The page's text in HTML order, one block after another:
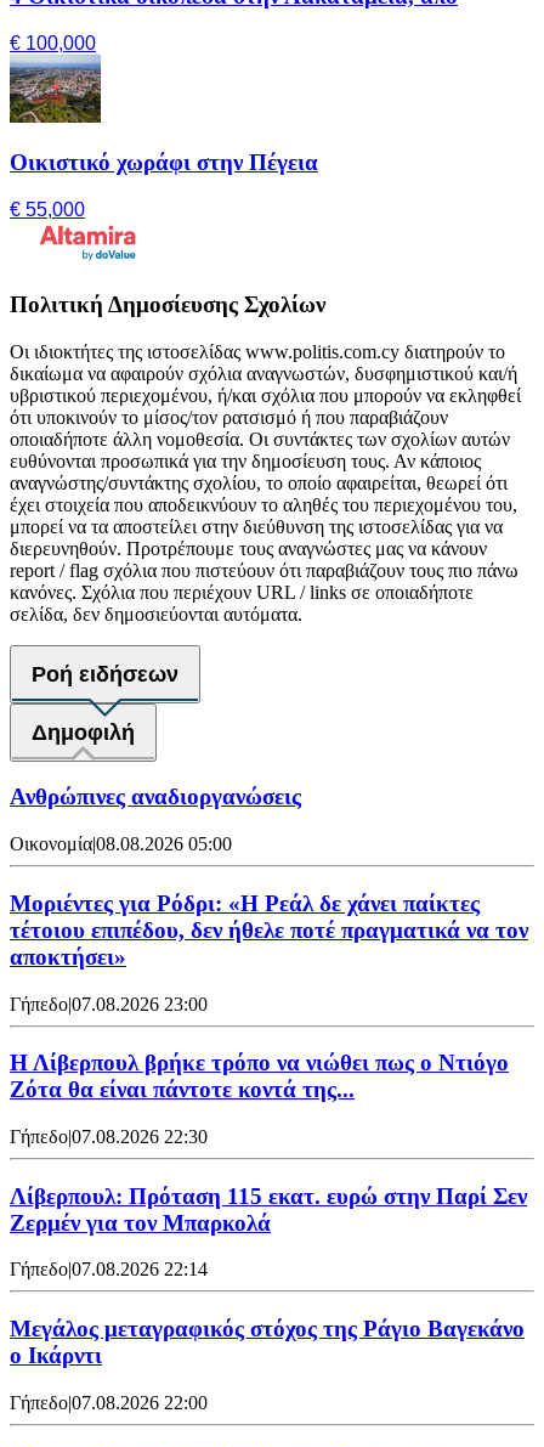
€ 100,000
Οικιστικό χωράφι στην Πέγεια
€ 55,000
Πολιτική Δημοσίευσης Σχολίων
Οι ιδιοκτήτες της ιστοσελίδας www.politis.com.cy διατηρούν το
δικαίωμα να αφαιρούν σχόλια αναγνωστών, δυσφημιστικού και/ή
υβριστικού περιεχομένου, ή/και σχόλια που μπορούν να εκληφθεί
ότι υποκινούν το μίσος/τον ρατσισμό ή που παραβιάζουν
οποιαδήποτε άλλη νομοθεσία. Οι συντάκτες των σχολίων αυτών
ευθύνονται προσωπικά για την δημοσίευση τους. Αν κάποιος
αναγνώστης/συντάκτης σχολίου, το οποίο αφαιρείται, θεωρεί ότι
έχει στοιχεία που αποδεικνύουν το αληθές του περιεχομένου του,
μπορεί να τα αποστείλει στην διεύθυνση της ιστοσελίδας για να
διερευνηθούν. Προτρέπουμε τους αναγνώστες μας να κάνουν
report / flag σχόλια που πιστεύουν ότι παραβιάζουν τους πιο πάνω
κανόνες. Σχόλια που περιέχουν URL / links σε οποιαδήποτε
σελίδα, δεν δημοσιεύονται αυτόματα.
Ροή ειδήσεων
Δημοφιλή
Ανθρώπινες αναδιοργανώσεις
Οικονομία|08.08.2026 05:00
Μοριέντες για Ρόδρι: «Η Ρεάλ δε χάνει παίκτες
τέτοιου επιπέδου, δεν ήθελε ποτέ πραγματικά να τον
αποκτήσει»
Γήπεδο|07.08.2026 23:00
Η Λίβερπουλ βρήκε τρόπο να νιώθει πως ο Ντιόγο
Ζότα θα είναι πάντοτε κοντά της...
Γήπεδο|07.08.2026 22:30
Λίβερπουλ: Πρόταση 115 εκατ. ευρώ στην Παρί Σεν
Ζερμέν για τον Μπαρκολά
Γήπεδο|07.08.2026 22:14
Μεγάλος μεταγραφικός στόχος της Ράγιο Βαγεκάνο
ο Ικάρντι
Γήπεδο|07.08.2026 22:00